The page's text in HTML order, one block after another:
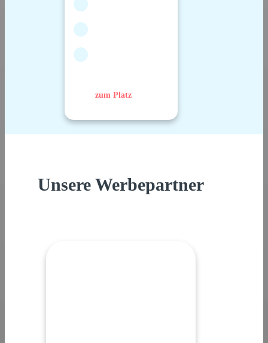
zum Platz
Unsere Werbepartner